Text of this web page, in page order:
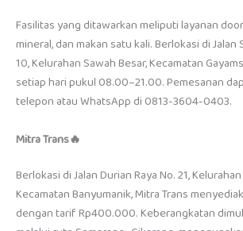
Fasilitas yang ditawarkan meliputi layanan
mineral, dan makan satu kali. Berlokasi di Jalan
10, Kelurahan Sawah Besar, Kecamatan
setiap hari pukul 08.00–21.00. Pemesanan
telepon atau WhatsApp di 0813-3604-0403.
Mitra Trans🔥
Berlokasi di Jalan Durian Raya No. 21,
Kecamatan Banyumanik, Mitra Trans
dengan tarif Rp400.000. Keberangkatan